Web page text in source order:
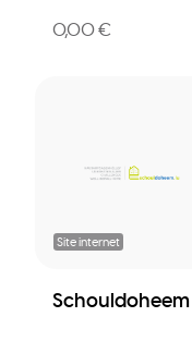
0,00 €
Site internet
Schouldoheem